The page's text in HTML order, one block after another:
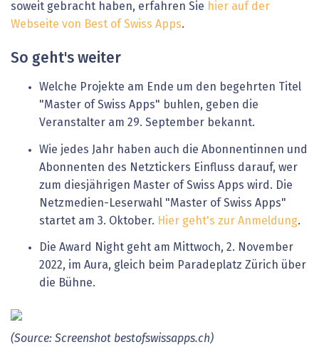
soweit gebracht haben, erfahren Sie hier auf der
Webseite von Best of Swiss Apps.
So geht's weiter
Welche Projekte am Ende um den begehrten Titel
"Master of Swiss Apps" buhlen, geben die
Veranstalter am 29. September bekannt.
Wie jedes Jahr haben auch die Abonnentinnen und
Abonnenten des Netztickers Einfluss darauf, wer
zum diesjährigen Master of Swiss Apps wird. Die
Netzmedien-Leserwahl "Master of Swiss Apps"
startet am 3. Oktober. Hier geht's zur Anmeldung.
Die Award Night geht am Mittwoch, 2. November
2022, im Aura, gleich beim Paradeplatz Zürich über
die Bühne.
(Source: Screenshot bestofswissapps.ch)